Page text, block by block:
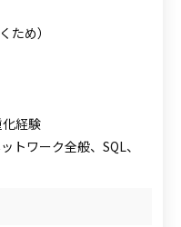
ため）
化経験
トワーク全般、SQL、